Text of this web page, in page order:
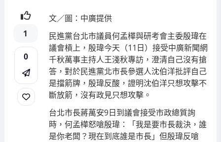
1
0
文／圖：中廣提供
民進黨台北市議員何孟樺與研考會主委殷瑋在
議會槓上，殷瑋今天（11日）接受中廣新聞網
千秋萬事主持人王淺秋專訪，澄清自己沒有搶
答，對於民進黨北市長參選人沈伯洋批評自己
是擋箭牌，殷瑋反酸，證明沈伯洋只想攻擊不
斷放箭，沒有政見只想攻擊。
台北市長蔣萬安9日到議會接受市政總質詢
時，何孟樺怒嗆殷瑋：「我是要市長裁決，誰
是你老闆？現在到底誰是市長」但殷瑋反嗆